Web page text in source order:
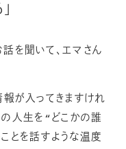
を聞いて、エマさん
が入ってきますけれ
の人生を“どこかの誰
とを話すような温度